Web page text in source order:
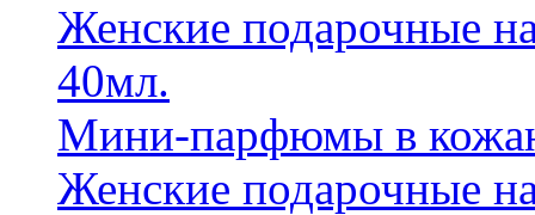
Женские подарочные
40мл.
Мини-парфюмы в
Женские подарочные